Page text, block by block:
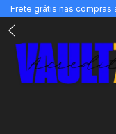
Frete grátis nas compras